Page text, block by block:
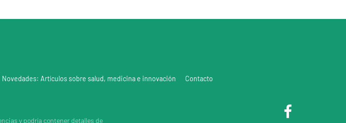
Novedades: Artículos sobre salud, medicina e innovación Contacto
y podría contener detalles de